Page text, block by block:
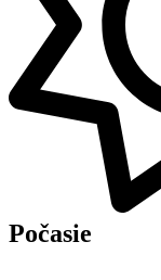
Počasie